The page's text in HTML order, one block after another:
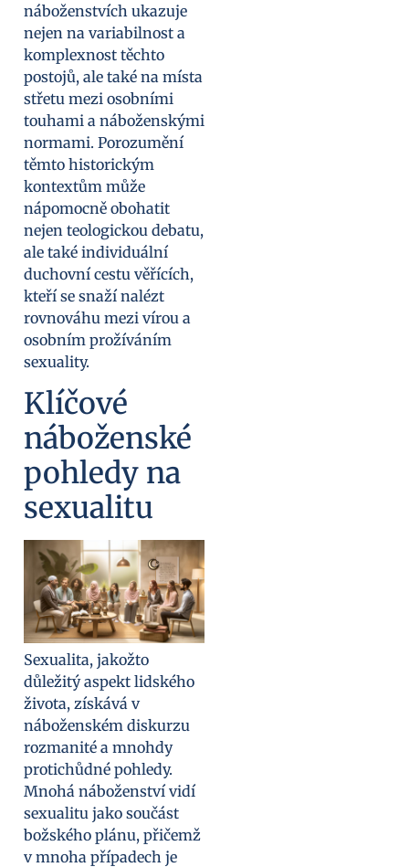
náboženstvích ukazuje
nejen na variabilnost a
komplexnost těchto
postojů, ale také na místa
střetu mezi osobními
touhami a náboženskými
normami. Porozumění
těmto historickým
kontextům může
nápomocně obohatit
nejen teologickou debatu,
ale také individuální
duchovní cestu věřících,
kteří se snaží nalézt
rovnováhu mezi vírou a
osobním prožíváním
sexuality.
Klíčové
náboženské
pohledy na
sexualitu
Sexualita, jakožto
důležitý aspekt lidského
života, získává v
náboženském diskurzu
rozmanité a mnohdy
protichůdné pohledy.
Mnohá náboženství vidí
sexualitu jako součást
božského plánu, přičemž
v mnoha případech je